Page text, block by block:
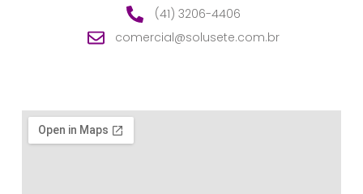
(41) 3206-4406
comercial@solusete.com.br